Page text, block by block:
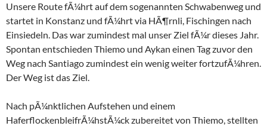
Unsere Route fÃ¼hrt auf dem sogenannten Schwabenweg und
startet in Konstanz und fÃ¼hrt via HÃ¶rnli, Fischingen nach
Einsiedeln. Das war zumindest mal unser Ziel fÃ¼r dieses Jahr.
Spontan entschieden Thiemo und Aykan einen Tag zuvor den
Weg nach Santiago zumindest ein wenig weiter fortzufÃ¼hren.
Der Weg ist das Ziel.
Nach pÃ¼nktlichen Aufstehen und einem
HaferflockenbleifrÃ¼hstÃ¼ck zubereitet von Thiemo, stellten